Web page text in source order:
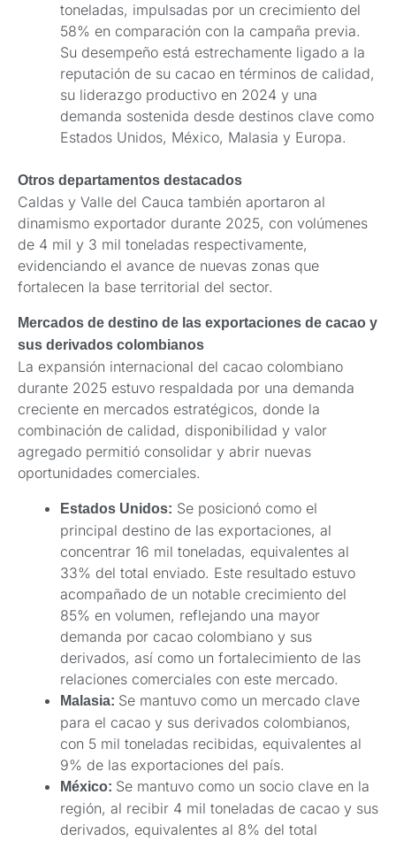
toneladas, impulsadas por un crecimiento del
58% en comparación con la campaña previa.
Su desempeño está estrechamente ligado a la
reputación de su cacao en términos de calidad,
su liderazgo productivo en 2024 y una
demanda sostenida desde destinos clave como
Estados Unidos, México, Malasia y Europa.
Otros departamentos destacados
Caldas y Valle del Cauca también aportaron al
dinamismo exportador durante 2025, con volúmenes
de 4 mil y 3 mil toneladas respectivamente,
evidenciando el avance de nuevas zonas que
fortalecen la base territorial del sector.
Mercados de destino de las exportaciones de cacao y
sus derivados colombianos
La expansión internacional del cacao colombiano
durante 2025 estuvo respaldada por una demanda
creciente en mercados estratégicos, donde la
combinación de calidad, disponibilidad y valor
agregado permitió consolidar y abrir nuevas
oportunidades comerciales.
Estados Unidos: Se posicionó como el
principal destino de las exportaciones, al
concentrar 16 mil toneladas, equivalentes al
33% del total enviado. Este resultado estuvo
acompañado de un notable crecimiento del
85% en volumen, reflejando una mayor
demanda por cacao colombiano y sus
derivados, así como un fortalecimiento de las
relaciones comerciales con este mercado.
Malasia: Se mantuvo como un mercado clave
para el cacao y sus derivados colombianos,
con 5 mil toneladas recibidas, equivalentes al
9% de las exportaciones del país.
México: Se mantuvo como un socio clave en la
región, al recibir 4 mil toneladas de cacao y sus
derivados, equivalentes al 8% del total